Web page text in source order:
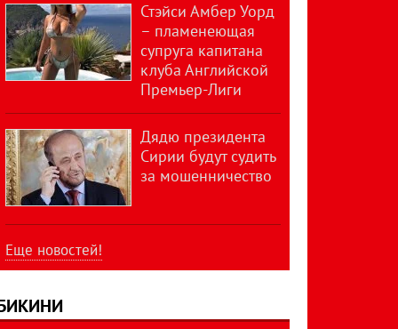
Стэйси Амбер Уорд
– пламенеющая
супруга капитана
клуба Английской
Премьер-Лиги
Дядю президента
Сирии будут судить
за мошенничество
Еще новостей!